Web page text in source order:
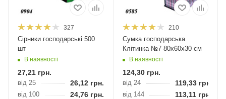
327
Сірники господарські 500
шт
В наявності
27,21 грн.
від 25 26,12 грн.
від 100 24,76 грн.
210
Сумка господарська
Клітинка №7 80х60х30 см
В наявності
124,30грн.
від 24 119,33грн.
від 144 113,11грн.